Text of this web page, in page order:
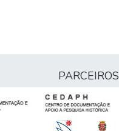
PARCEIROS